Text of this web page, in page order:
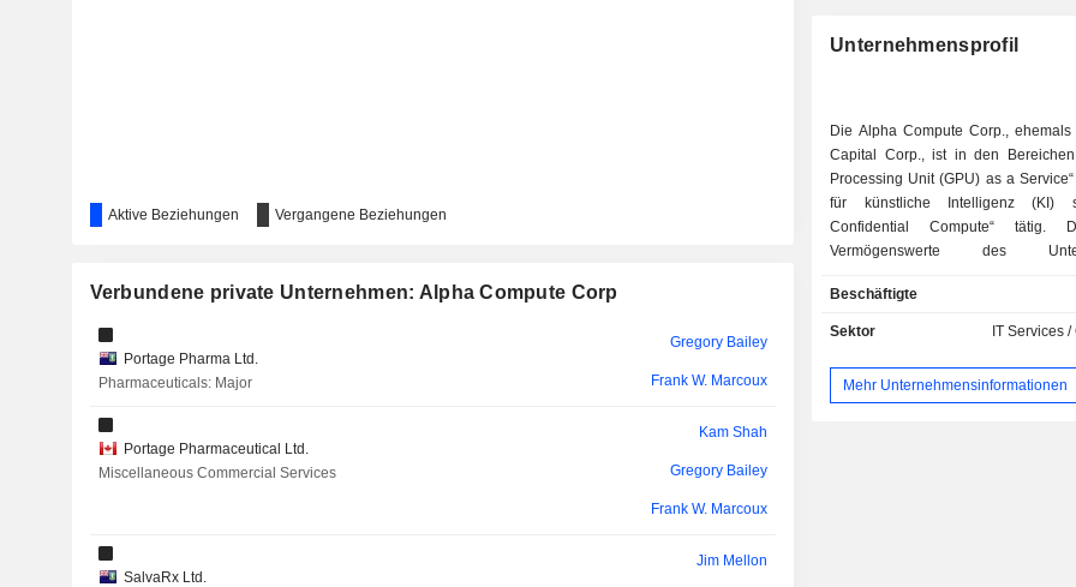
Aktive Beziehungen Vergangene Beziehungen
Verbundene private Unternehmen: Alpha Compute Corp
Portage Pharma Ltd.
Pharmaceuticals: Major
Gregory Bailey
Frank W. Marcoux
Portage Pharmaceutical Ltd.
Miscellaneous Commercial Services
Kam Shah
Gregory Bailey
Frank W. Marcoux
SalvaRx Ltd.
Jim Mellon
Unternehmensprofil
Die Alpha Compute Corp., ehemals
Capital Corp., ist in den Bereichen
Processing Unit (GPU) as a
für künstliche Intelligenz (KI)
Confidential Compute“ tätig.
Vermögenswerte des
Rechenleistungen für
Anwendungen wie Telegram,
Unternehmen bietet
Rechenleistung, souveräne KI-
Beschäftigte
Sektor IT Services
Mehr Unternehmensinformationen